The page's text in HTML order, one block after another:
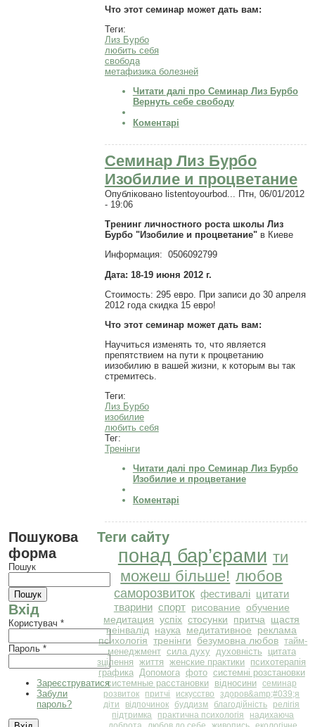
Что этот семинар может дать вам:
Теги:
Лиз Бурбо
любить себя
свобода
метафизика болезней
Читати далі про Семинар Лиз Бурбо
Вернуть себе свободу
Коментарі
Семинар Лиз Бурбо
Изобилие и процветание
Опубліковано listentoyourbod... Птн, 06/01/2012
- 19:06
Тренинг личностного роста школы Лиз
Бурбо "Изобилие и процветание"в Киеве
Информация: 0506092799
Дата: 18-19 июня 2012 г.
Стоимость: 295 евро. При записи до 30 апреля
2012 года скидка 15 евро!
Что этот семинар может дать вам:
Научиться изменять то, что является
препятствием на пути к процветанию
иизобилию в вашей жизни, к которым вы так
стремитесь.
Теги:
Лиз Бурбо
изобилие
любить себя
Тег:
Тренінги
Читати далі про Семинар Лиз Бурбо
Изобилие и процветание
Коментарі
Пошукова
форма
Пошук
Вхід
Користувач*
Пароль*
Зареєструватися
Забули
пароль?
Теги сайту
понад бар’єрами ти
можеш більше! любов
саморозвиток фестивалі цитати
тварини спорт рисование обучение
медитация успіх стосунки притча щастя
неінвалід наука медитативное
реклама
психологія
тренінги безумовна любов тайм-
менеджмент сила духу духовність
цитата
зцілення
життя женские практики психотерапія
графика Допомога фото системні розстановки
системные расстановки
відносини семинар
розвиток
притчі искусство
здоров&amp;#039;я
діти
відпочинок буддизм благодійність
релігія
підтримка
практична психологія
надихаюча